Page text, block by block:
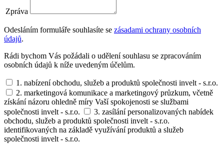
Zpráva
Odesláním formuláře souhlasíte se zásadami ochrany osobních
údajů.
Rádi bychom Vás požádali o udělení souhlasu se zpracováním
osobních údajů k níže uvedeným účelům.
1. nabízení obchodu, služeb a produktů společnosti invelt - s.r.o.
2. marketingová komunikace a marketingový průzkum, včetně
získání názoru ohledně míry Vaší spokojenosti se službami
společnosti invelt - s.r.o.
3. zasílání personalizovaných nabídek
obchodu, služeb a produktů společnosti invelt - s.r.o.
identifikovaných na základě využívání produktů a služeb
společnosti invelt - s.r.o.